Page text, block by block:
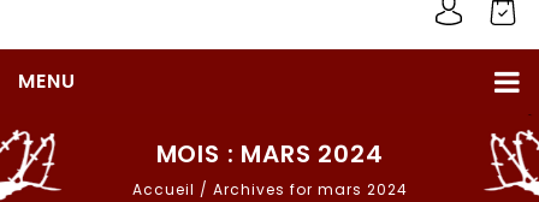
MENU
MOIS : MARS 2024
Accueil / Archives for mars 2024